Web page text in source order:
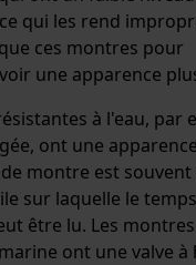
qui les rend
ces montres pour
une apparence
à l'eau, par
ont une
montre est
sur laquelle le
être lu. Les
ont une valve à